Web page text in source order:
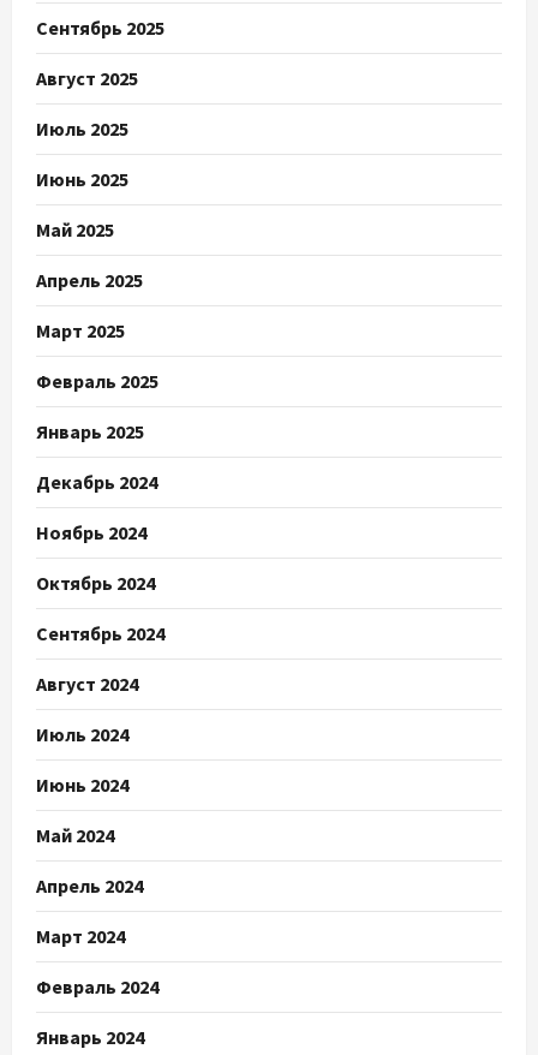
Сентябрь 2025
Август 2025
Июль 2025
Июнь 2025
Май 2025
Апрель 2025
Март 2025
Февраль 2025
Январь 2025
Декабрь 2024
Ноябрь 2024
Октябрь 2024
Сентябрь 2024
Август 2024
Июль 2024
Июнь 2024
Май 2024
Апрель 2024
Март 2024
Февраль 2024
Январь 2024